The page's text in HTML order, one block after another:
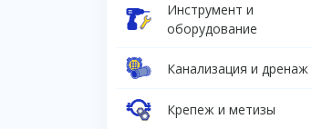
Инструмент и
оборудование
Канализация и дренаж
Крепеж и метизы